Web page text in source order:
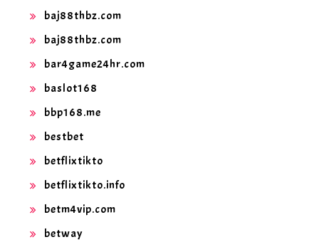
baj88thbz.com
baj88thbz.com
bar4game24hr.com
baslot168
bbp168.me
bestbet
betflixtikto
betflixtikto.info
betm4vip.com
betway